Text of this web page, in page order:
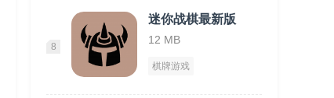
8
迷你战棋最新版
12 MB
棋牌游戏